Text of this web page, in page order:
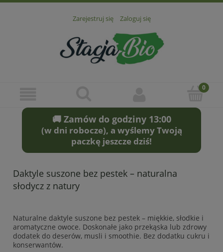
Zarejestruj się Zaloguj się
🚚 Zamów do godziny 13:00
(w dni robocze), a wyślemy Twoją
paczkę jeszcze dziś!
Daktyle suszone bez pestek – naturalna
słodycz z natury
Naturalne daktyle suszone bez pestek – miękkie, słodkie i
aromatyczne owoce. Doskonałe jako przekąska lub zdrowy
dodatek do deserów, musli i smoothie. Bez dodatku cukru i
konserwantów.